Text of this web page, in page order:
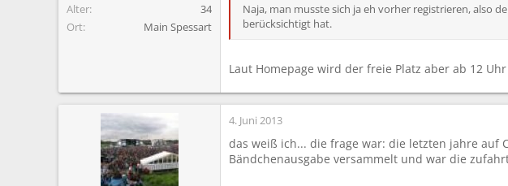
Alter
34
Ort
Main Spessart
Naja, man musste sich ja eh vorher registrieren, also
berücksichtigt hat.
Laut Homepage wird der freie Platz aber ab 12
4. Juni 2013
das weiß ich... die frage war: die letzten jahre auf
Bändchenausgabe versammelt und war die